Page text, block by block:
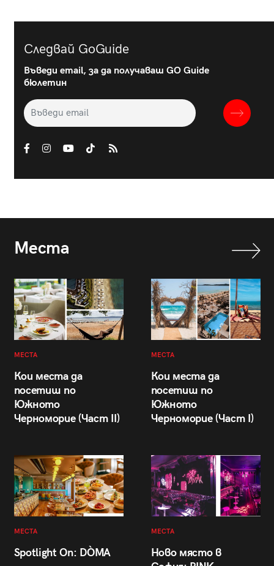
Следвай GoGuide
Въведи email, за да получаваш GO Guide
бюлетин
Места
МЕСТА
Кои места да
посетиш по
Южното
Черноморие (Част II)
МЕСТА
Кои места да
посетиш по
Южното
Черноморие (Част I)
МЕСТА
Spotlight On: DÒMA
МЕСТА
Ново място в